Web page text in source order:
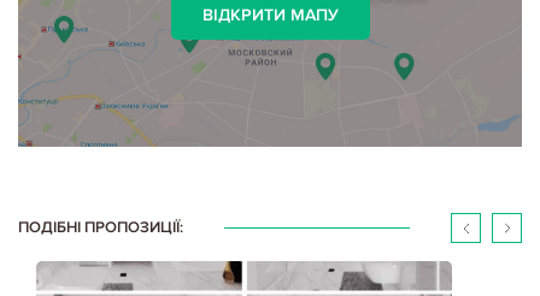
ВІДКРИТИ МАПУ
ПОДІБНІ ПРОПОЗИЦІЇ: